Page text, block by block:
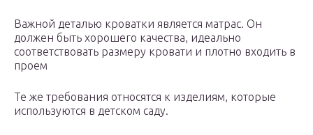
Важной деталью кроватки является матрас. Он
должен быть хорошего качества, идеально
соответствовать размеру кровати и плотно входить в
проем
Те же требования относятся к изделиям, которые
используются в детском саду.